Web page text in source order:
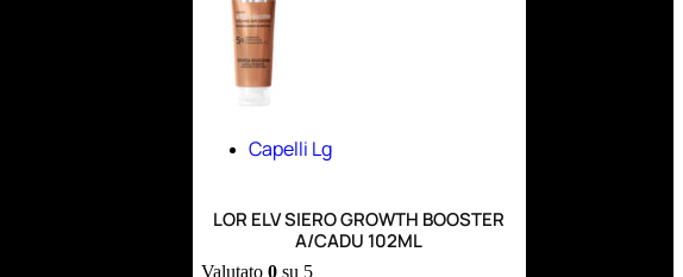
Capelli Lg
LOR ELV SIERO GROWTH BOOSTER
A/CADU 102ML
Valutato 0su 5